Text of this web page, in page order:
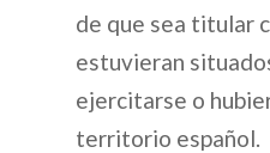
de que sea titular
estuvieran
ejercitarse o
territorio español.